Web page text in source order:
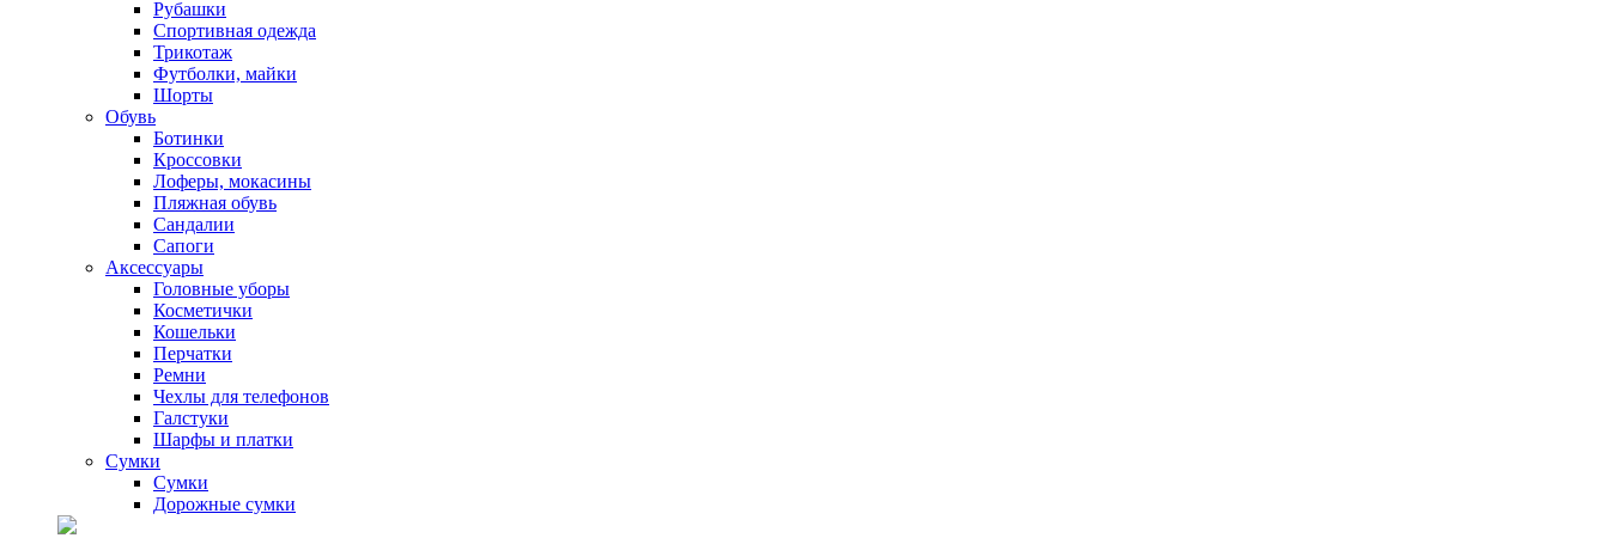
Рубашки
Спортивная одежда
Трикотаж
Футболки, майки
Шорты
Обувь
Ботинки
Кроссовки
Лоферы, мокасины
Пляжная обувь
Сандалии
Сапоги
Аксессуары
Головные уборы
Косметички
Кошельки
Перчатки
Ремни
Чехлы для телефонов
Галстуки
Шарфы и платки
Сумки
Сумки
Дорожные сумки